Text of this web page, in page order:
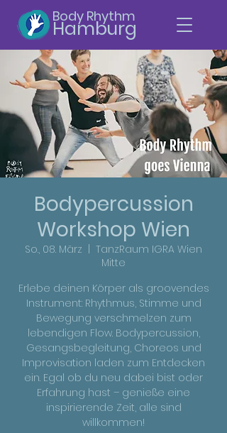
Body Rhythm
Hamburg
Bodypercussion
Workshop Wien
So., 08. März
TanzRaum IGRA Wien
Mitte
Erlebe deinen Körper als groovendes
Instrument: Rhythmus, Stimme und
Bewegung verschmelzen zum
lebendigen Flow. Bodypercussion,
Gesangsbegleitung, Choreos und
Improvisation laden zum Entdecken
ein. Egal ob du neu dabei bist oder
Erfahrung hast – genieße eine
inspirierende Zeit, alle sind
willkommen!